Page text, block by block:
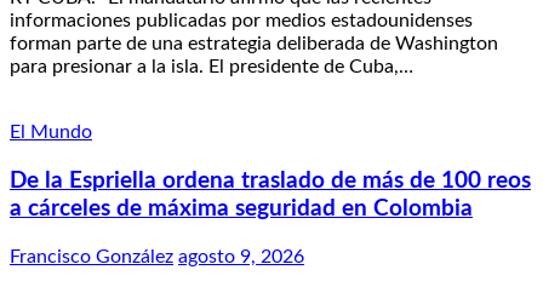
informaciones publicadas por medios estadounidenses
forman parte de una estrategia deliberada de Washington
para presionar a la isla. El presidente de Cuba,…
El Mundo
De la Espriella ordena traslado de más de 100 reos
a cárceles de máxima seguridad en Colombia
Francisco González agosto 9, 2026